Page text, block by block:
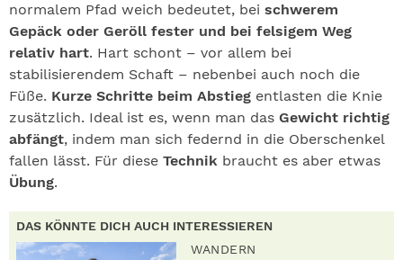
normalem Pfad weich bedeutet, bei schwerem
Gepäck oder Geröll fester und bei felsigem Weg
relativ hart. Hart schont – vor allem bei
stabilisierendem Schaft – nebenbei auch noch die
Füße. Kurze Schritte beim Abstieg entlasten die Knie
zusätzlich. Ideal ist es, wenn man das Gewicht richtig
abfängt, indem man sich federnd in die Oberschenkel
fallen lässt. Für diese Technik braucht es aber etwas
Übung.
DAS KÖNNTE DICH AUCH INTERESSIEREN
WANDERN